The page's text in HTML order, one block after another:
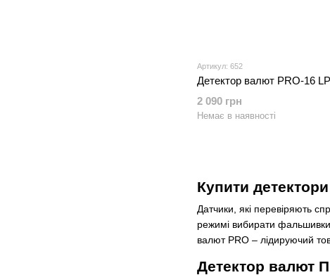
Купити
Датчики, які перевіряють
режимі вибирати
валют PRO – лідируючий
Детектор валют
Артикул: 652
Детектор валют PRO-16
2 090 грн
Немає в наявності